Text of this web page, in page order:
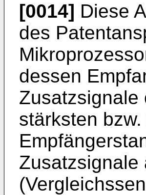
[0014] Diese
des
dessen
Zusatzsignale
stärksten
Zusatzsignale